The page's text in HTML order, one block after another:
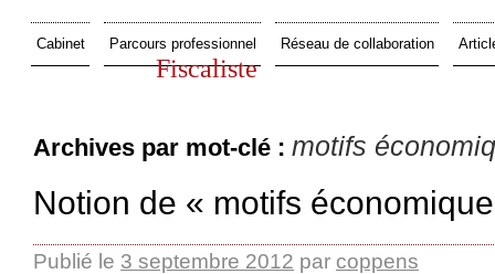
Fiscaliste
Cabinet Parcours professionnel Réseau de collaboration
Archives par mot-clé : motifs
Notion de « motifs
Publié le 3 septembre 2012 par coppens